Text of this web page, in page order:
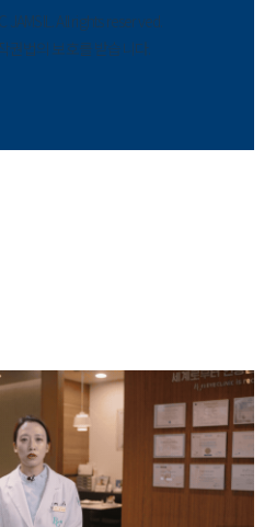
JAMSIL. All rights reserved.
권법의 보호를 받습니다.